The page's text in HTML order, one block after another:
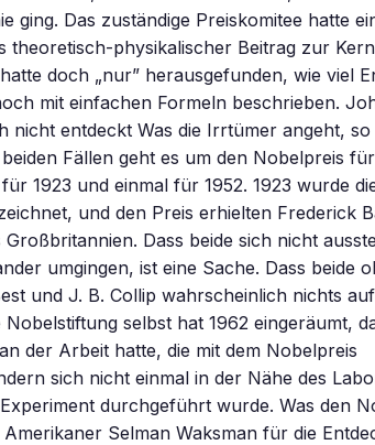
ging. Das zuständige Preiskomitee hatte
theoretisch-physikalischer Beitrag zur
doch „nur” herausgefunden, wie viel
mit einfachen Formeln beschrieben.
nicht entdeckt Was die Irrtümer angeht,
Fällen geht es um den Nobelpreis
1923 und einmal für 1952. 1923 wurde
und den Preis erhielten Frederick
Dass beide sich nicht
umgingen, ist eine Sache. Dass beide
und J. B. Collip wahrscheinlich nichts
selbst hat 1962 eingeräumt,
der Arbeit hatte, die mit dem Nobelpreis
sich nicht einmal in der Nähe des
durchgeführt wurde. Was den
Selman Waksman für die